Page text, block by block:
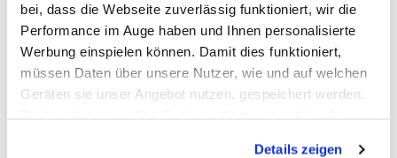
bei, dass die Webseite zuverlässig funktioniert, wir die
Performance im Auge haben und Ihnen personalisierte
Werbung einspielen können. Damit dies funktioniert,
müssen Daten über unsere Nutzer, wie und auf welchen
Geräten sie unser Angebot nutzen, gespeichert werden.
Details zeigen
bequeme Boxershorts von Jim Spencer
mit breitem Gummizugbund
Eingriff mit Knopf
entspannte Passform